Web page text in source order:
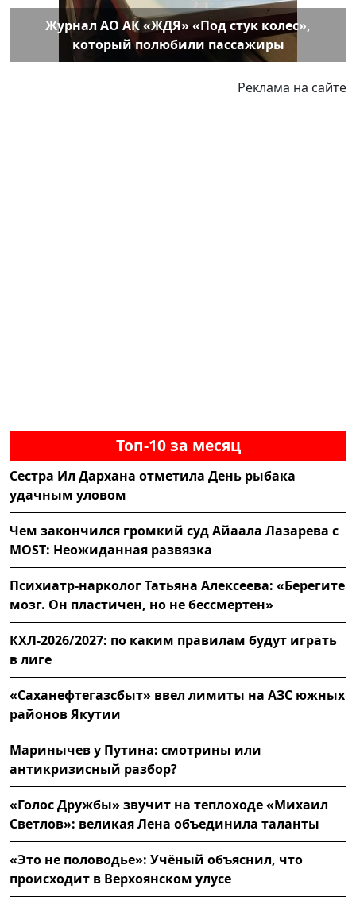
Журнал АО АК «ЖДЯ» «Под стук колес»,
который полюбили пассажиры
Реклама на сайте
Топ-10 за месяц
Сестра Ил Дархана отметила День рыбака
удачным уловом
Чем закончился громкий суд Айаала Лазарева с
MOST: Неожиданная развязка
Психиатр-нарколог Татьяна Алексеева: «Берегите
мозг. Он пластичен, но не бессмертен»
КХЛ-2026/2027: по каким правилам будут играть
в лиге
«Саханефтегазсбыт» ввел лимиты на АЗС южных
районов Якутии
Маринычев у Путина: смотрины или
антикризисный разбор?
«Голос Дружбы» звучит на теплоходе «Михаил
Светлов»: великая Лена объединила таланты
«Это не половодье»: Учёный объяснил, что
происходит в Верхоянском улусе